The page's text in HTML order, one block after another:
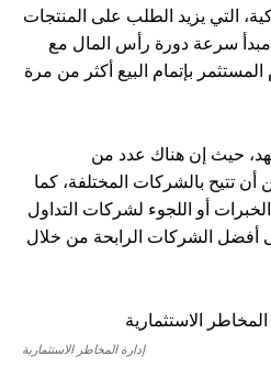
التي يزيد الطلب على المنتجات
مبدأ سرعة دورة رأس المال مع
بإتمام البيع أكثر من مرة
حيث إن هناك عدد من
أن تتيح بالشركات المختلفة، كما
أو اللجوء لشركات التداول
أفضل الشركات الرابحة من خلال
إدارة المخاطر الاستثمارية